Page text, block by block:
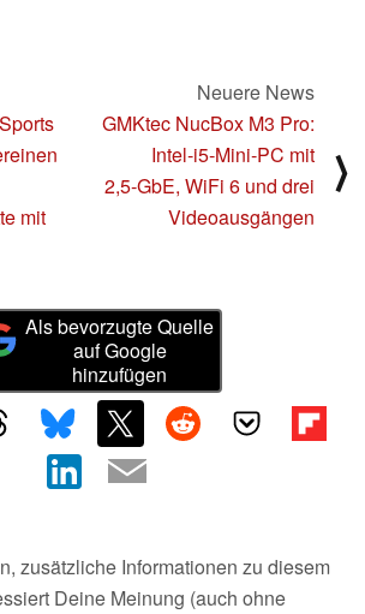
mit
Neuere News
GMKtec NucBox M3 Pro:
Intel‑i5‑Mini‑PC mit
2,5‑GbE, WiFi 6 und drei
Videoausgängen
⟩
Als bevorzugte Quelle
auf Google
hinzufügen
zusätzliche Informationen zu diesem
Deine Meinung (auch ohne